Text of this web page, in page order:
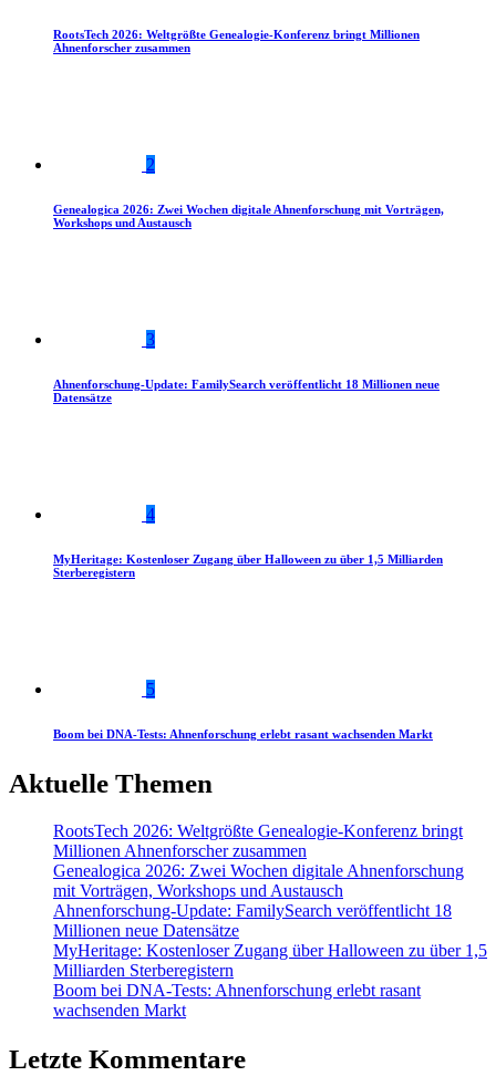
RootsTech 2026: Weltgrößte Genealogie-Konferenz bringt Millionen
Ahnenforscher zusammen
2
Genealogica 2026: Zwei Wochen digitale Ahnenforschung mit Vorträgen,
Workshops und Austausch
3
Ahnenforschung-Update: FamilySearch veröffentlicht 18 Millionen neue
Datensätze
4
MyHeritage: Kostenloser Zugang über Halloween zu über 1,5 Milliarden
Sterberegistern
5
Boom bei DNA-Tests: Ahnenforschung erlebt rasant wachsenden Markt
Aktuelle Themen
RootsTech 2026: Weltgrößte Genealogie-Konferenz bringt
Millionen Ahnenforscher zusammen
Genealogica 2026: Zwei Wochen digitale Ahnenforschung
mit Vorträgen, Workshops und Austausch
Ahnenforschung-Update: FamilySearch veröffentlicht 18
Millionen neue Datensätze
MyHeritage: Kostenloser Zugang über Halloween zu über 1,5
Milliarden Sterberegistern
Boom bei DNA-Tests: Ahnenforschung erlebt rasant
wachsenden Markt
Letzte Kommentare